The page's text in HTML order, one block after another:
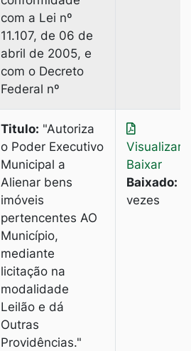
com a Lei nº
11.107, de 06 de
abril de 2005, e
com o Decreto
Federal nº
Titulo: "Autoriza
o Poder Executivo
Municipal a
Alienar bens
imóveis
pertencentes AO
Município,
mediante
licitação na
modalidade
Leilão e dá
Outras
Providências."
Visualizar
Baixar
Baixado:
vezes